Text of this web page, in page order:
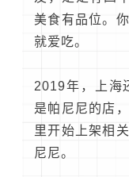
美食有品位。
就爱吃。
2019年，上海
是帕尼尼的店
里开始上架相
尼尼。